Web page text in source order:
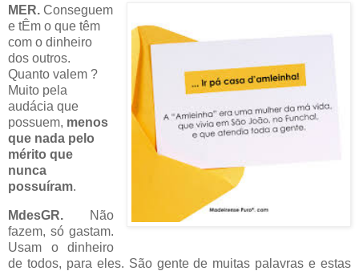
MER. Conseguem
e tÊm o que têm
com o dinheiro
dos outros.
Quanto valem ?
Muito pela
audácia que
possuem, menos
que nada pelo
mérito que
nunca
possuíram.
MdesGR. Não
fazem, só gastam.
Usam o dinheiro
de todos, para eles. São gente de muitas palavras e estas